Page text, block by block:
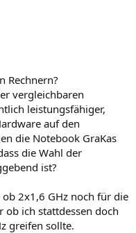
Rechnern?
vergleichbaren
leistungsfähiger,
auf den
die Notebook GraKas
die Wahl der
ist?
2x1,6 GHz noch für die
ob ich stattdessen doch
greifen sollte.